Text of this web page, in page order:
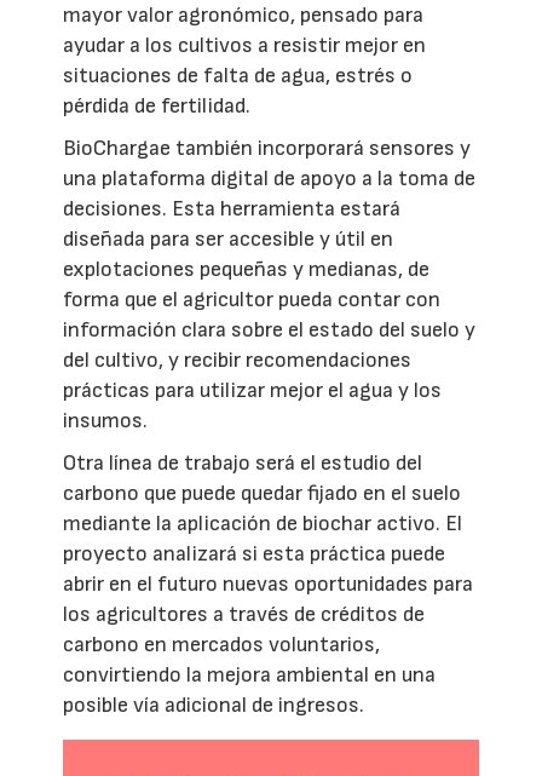
mayor valor agronómico, pensado para
ayudar a los cultivos a resistir mejor en
situaciones de falta de agua, estrés o
pérdida de fertilidad.
BioChargae también incorporará sensores y
una plataforma digital de apoyo a la toma de
decisiones. Esta herramienta estará
diseñada para ser accesible y útil en
explotaciones pequeñas y medianas, de
forma que el agricultor pueda contar con
información clara sobre el estado del suelo y
del cultivo, y recibir recomendaciones
prácticas para utilizar mejor el agua y los
insumos.
Otra línea de trabajo será el estudio del
carbono que puede quedar fijado en el suelo
mediante la aplicación de biochar activo. El
proyecto analizará si esta práctica puede
abrir en el futuro nuevas oportunidades para
los agricultores a través de créditos de
carbono en mercados voluntarios,
convirtiendo la mejora ambiental en una
posible vía adicional de ingresos.